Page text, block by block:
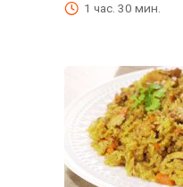
1 час. 30 мин.